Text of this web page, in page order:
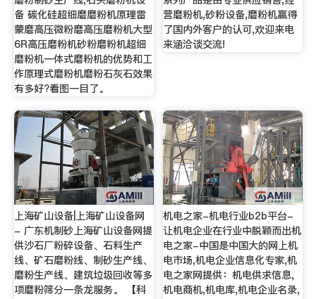
备 碳化硅超细磨磨粉机原理雷
蒙磨高压微粉磨高压磨粉机大型
6R高压磨粉机砂粉磨粉机超细
磨粉机一体式磨粉机的优势和工
作原理式磨粉机磨粉石灰石效果
有多好?看图一目了。
营磨粉机,砂粉设备,磨粉机赢得
了国内外客户的认可,欢迎来电
来涵洽谈交流!
上海矿山设备|上海矿山设备网
- 广东机制砂上海矿山设备网提
供沙石厂粉碎设备、石料生产
线、矿石磨粉线、制砂生产线、
磨粉生产线、建筑垃圾回收等多
项磨粉筛分一条龙服务。 【科
机电之家-机电行业b2b平台-
让机电企业在行业中脱颖而出机
电之家-中国是中国大的网上机
电市场,机电企业信息化专家,机
电之家网提供：机电供求信息,
机电商机,机电库,机电企业名录,